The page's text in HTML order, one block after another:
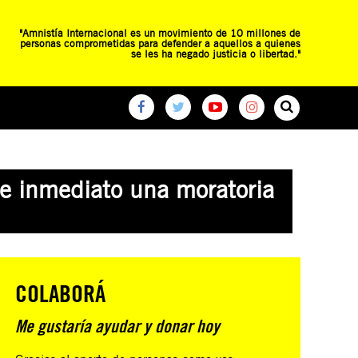
"Amnistía Internacional es un movimiento de 10 millones de
personas comprometidas para defender a aquellos a quienes
se les ha negado justicia o libertad."
inmediato una moratoria
COLABORÁ
Me gustaría ayudar y donar hoy